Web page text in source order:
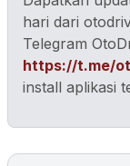
hari dari
Telegram
https://t.me/
install aplikasi